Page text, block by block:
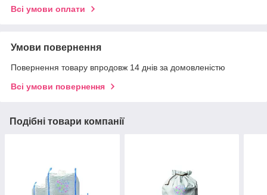
Всі умови оплати
Умови повернення
Повернення товару впродовж 14 днів за домовленістю
Всі умови повернення
Подібні товари компанії